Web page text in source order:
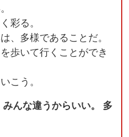
彩る。
、多様であることだ。
歩いて行くことができ
こう。
みんな違うからいい。 多